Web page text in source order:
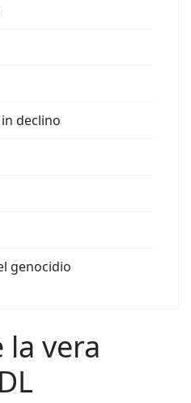
declino
genocidio
la vera